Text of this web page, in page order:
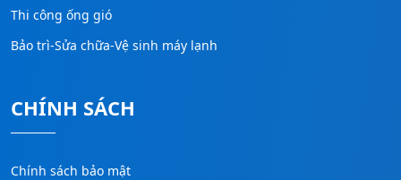
Thi công ống gió
Bảo trì-Sửa chữa-Vệ sinh máy lạnh
CHÍNH SÁCH
Chính sách bảo mật